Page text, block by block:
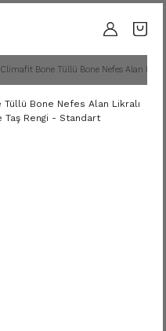
Bone Tüllü Bone Nefes Alan